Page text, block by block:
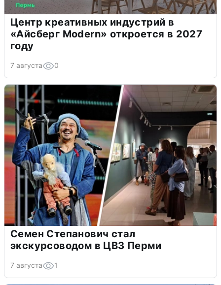
Центр креативных индустрий в
«Айсберг Modern» откроется в 2027
году
7 августа 0
Семен Степанович стал
экскурсоводом в ЦВЗ Перми
7 августа 1